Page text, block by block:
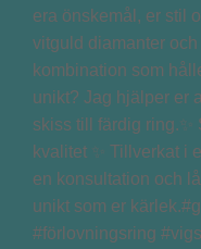
era önskemål, er stil
vitguld diamanter
kombination som
unikt? Jag hjälper er
skiss till färdig ring.✨
kvalitet ✨ Tillverkat i
en konsultation och
unikt som er
#förlovningsring